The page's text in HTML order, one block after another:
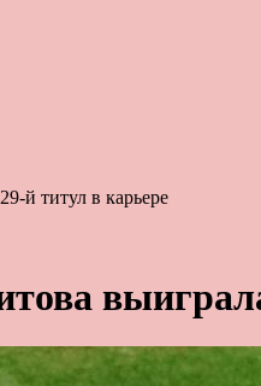
й титул в карьере